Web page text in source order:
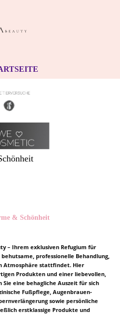
& Schönheit
– Ihrem exklusiven Refugium für
professionelle Behandlung,
Atmosphäre stattfindet. Hier
Produkten und einer liebevollen,
eine behagliche Auszeit für sich
Fußpflege, Augenbrauen-
sowie persönliche
erstklassige Produkte und